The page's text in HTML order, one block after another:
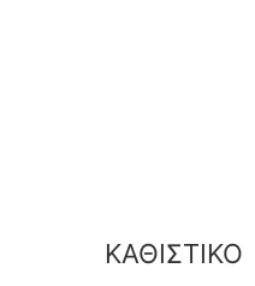
ΚΑΘΙΣΤΙΚΟ